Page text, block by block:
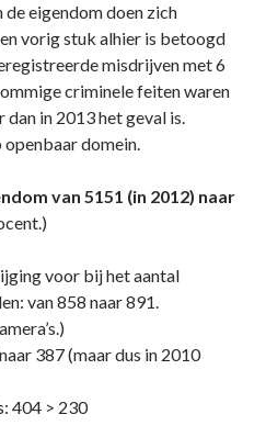
eigendom doen zich
vorig stuk alhier is betoogd
misdrijven met 6
criminele feiten waren
in 2013 het geval is.
domein.
van 5151 (in 2012) naar
voor bij het aantal
van 858 naar 891.
387 (maar dus in 2010
404 > 230